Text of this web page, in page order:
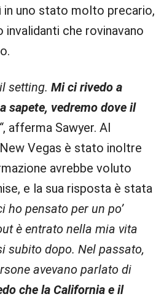
uno stato molto precario,
invalidanti che rovinavano
setting. Mi ci rivedo a
sapete, vedremo dove il
“, afferma Sawyer. Al
Vegas è stato inoltre
avrebbe voluto
e la sua risposta è stata
ho pensato per un po’
è entrato nella mia vita
subito dopo. Nel passato,
avevano parlato di
che la California e il